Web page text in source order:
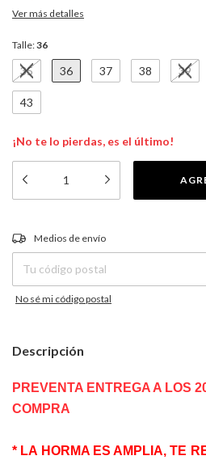
Ver más detalles
Talle:36
35 36 37 38 39
43
¡No te lo pierdas, es el último!
Entregas para el CP:
Medios de envío
No sé mi código postal
Descripción
PREVENTA ENTREGA A LOS
COMPRA
* LA HORMA ES AMPLIA, TE